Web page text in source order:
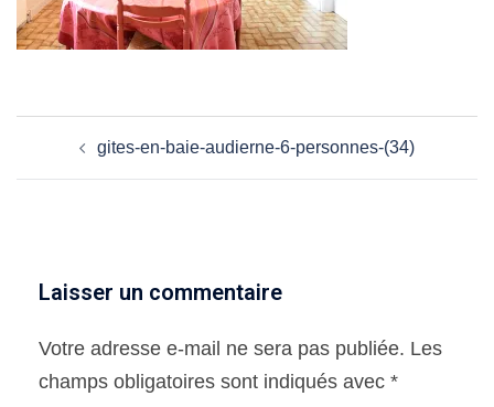
d’articlegites-en-baie-audierne-6-personnes-(34)
Laisser un commentaire
Votre adresse e-mail ne sera pas publiée. Les
champs obligatoires sont indiqués avec *